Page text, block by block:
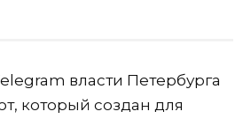
власти Петербурга
который создан для